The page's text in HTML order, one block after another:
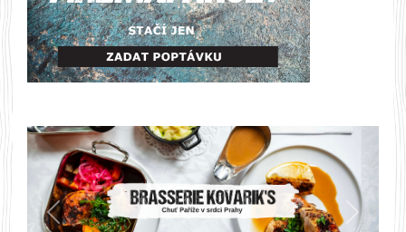
Předchozí Další